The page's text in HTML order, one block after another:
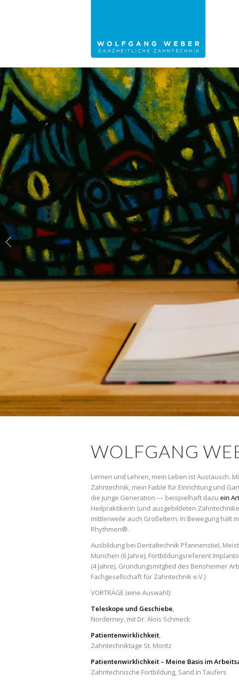
WOLFGANG
Lernen und Lehren, mein Leben ist Austausch.
Zahntechnik, mein Faible für Einrichtung und
die junge Generation –– beispielhaft dazu ein
Heilpraktikerin (und ausgebildeten
mittlerweile auch Großeltern. In Bewegung hält
Rhythmen®.
Ausbildung bei Dentaltechnik Pfannenstiel,
München (6 Jahre), Fortbildungsreferent
(4 Jahre), Gründungsmitglied des Bensheimer
Fachgesellschaft für Zahntechnik e.V.)
VORTRÄGE (eine Auswahl):
Teleskope und Geschiebe,
Norderney, mit Dr. Alois Schmeck
Patientenwirklichkeit,
Zahntechniktage St. Moritz
Patientenwirklichkeit – Meine Basis im
Zahntechnische Fortbildung, Sand in Taufers